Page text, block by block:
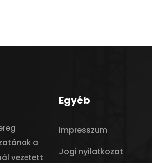
a
vezetett
Egyéb
Impresszum
Jogi nyilatkozat